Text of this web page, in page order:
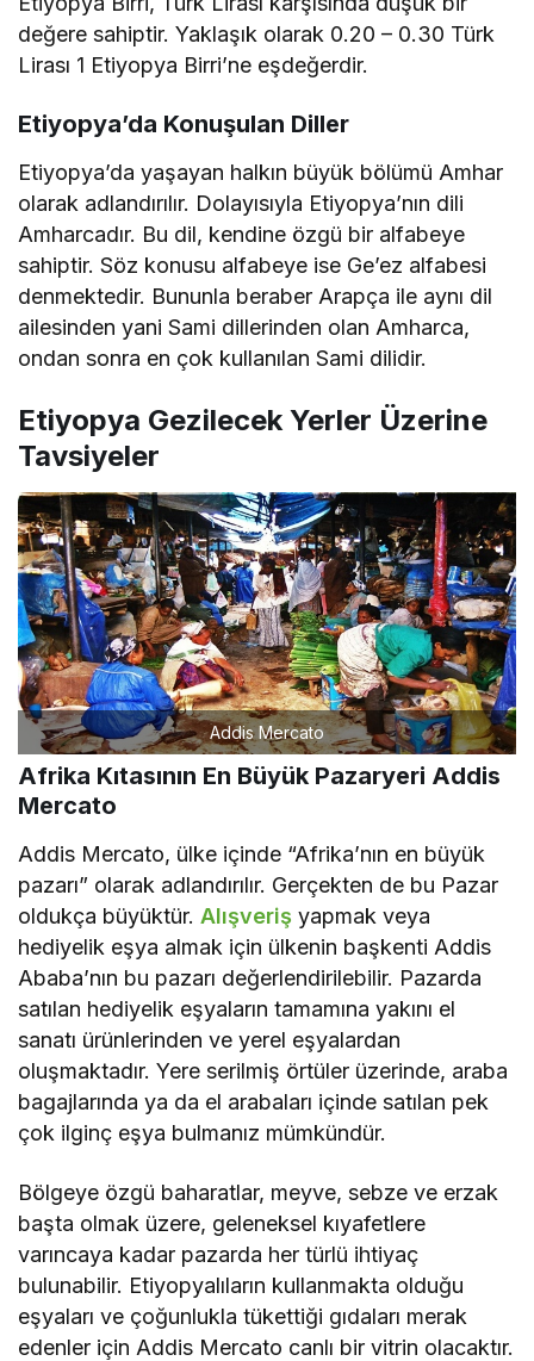
değere sahiptir. Yaklaşık olarak 0.20 – 0.30 Türk
Lirası 1 Etiyopya Birri’ne eşdeğerdir.
Etiyopya’da Konuşulan Diller
Etiyopya’da yaşayan halkın büyük bölümü Amhar
olarak adlandırılır. Dolayısıyla Etiyopya’nın dili
Amharcadır. Bu dil, kendine özgü bir alfabeye
sahiptir. Söz konusu alfabeye ise Ge’ez alfabesi
denmektedir. Bununla beraber Arapça ile aynı dil
ailesinden yani Sami dillerinden olan Amharca,
ondan sonra en çok kullanılan Sami dilidir.
Etiyopya Gezilecek Yerler Üzerine
Tavsiyeler
Addis Mercato
Afrika Kıtasının En Büyük Pazaryeri Addis
Mercato
Addis Mercato, ülke içinde “Afrika’nın en büyük
pazarı” olarak adlandırılır. Gerçekten de bu Pazar
oldukça büyüktür.Alışveriş yapmak veya
hediyelik eşya almak için ülkenin başkenti Addis
Ababa’nın bu pazarı değerlendirilebilir. Pazarda
satılan hediyelik eşyaların tamamına yakını el
sanatı ürünlerinden ve yerel eşyalardan
oluşmaktadır. Yere serilmiş örtüler üzerinde, araba
bagajlarında ya da el arabaları içinde satılan pek
çok ilginç eşya bulmanız mümkündür.
Bölgeye özgü baharatlar, meyve, sebze ve erzak
başta olmak üzere, geleneksel kıyafetlere
varıncaya kadar pazarda her türlü ihtiyaç
bulunabilir. Etiyopyalıların kullanmakta olduğu
eşyaları ve çoğunlukla tükettiği gıdaları merak
edenler için Addis Mercato canlı bir vitrin olacaktır.